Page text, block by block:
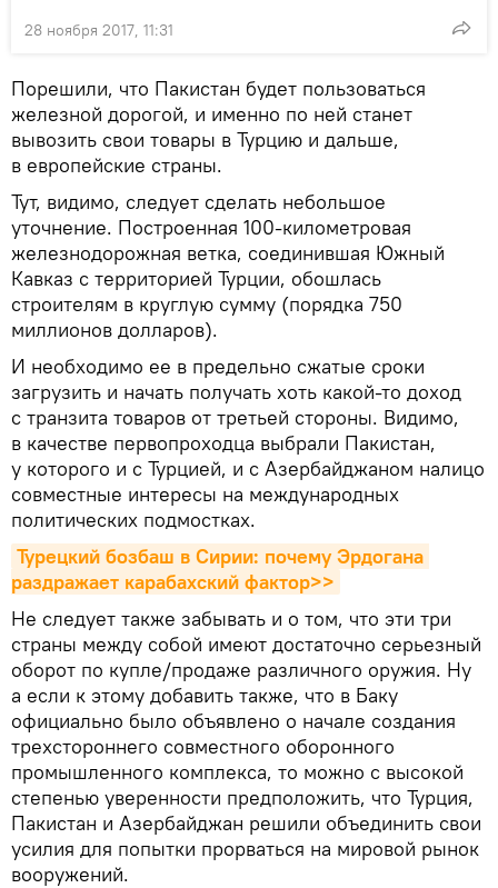
28 ноября 2017, 11:31
Порешили, что Пакистан будет пользоваться
железной дорогой, и именно по ней станет
вывозить свои товары в Турцию и дальше,
в европейские страны.
Тут, видимо, следует сделать небольшое
уточнение. Построенная 100-километровая
железнодорожная ветка, соединившая Южный
Кавказ с территорией Турции, обошлась
строителям в круглую сумму (порядка 750
миллионов долларов).
И необходимо ее в предельно сжатые сроки
загрузить и начать получать хоть какой-то доход
с транзита товаров от третьей стороны. Видимо,
в качестве первопроходца выбрали Пакистан,
у которого и с Турцией, и с Азербайджаном налицо
совместные интересы на международных
политических подмостках.
Турецкий бозбаш в Сирии: почему Эрдогана
раздражает карабахский фактор>>
Не следует также забывать и о том, что эти три
страны между собой имеют достаточно серьезный
оборот по купле/продаже различного оружия. Ну
а если к этому добавить также, что в Баку
официально было объявлено о начале создания
трехстороннего совместного оборонного
промышленного комплекса, то можно с высокой
степенью уверенности предположить, что Турция,
Пакистан и Азербайджан решили объединить свои
усилия для попытки прорваться на мировой рынок
вооружений.